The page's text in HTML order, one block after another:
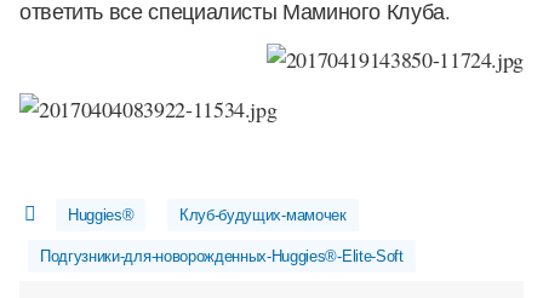
ответить все специалисты Маминого Клуба.
Huggies® Клуб-будущих-мамочек
Подгузники-для-новорожденных-Huggies®-Elite-Soft